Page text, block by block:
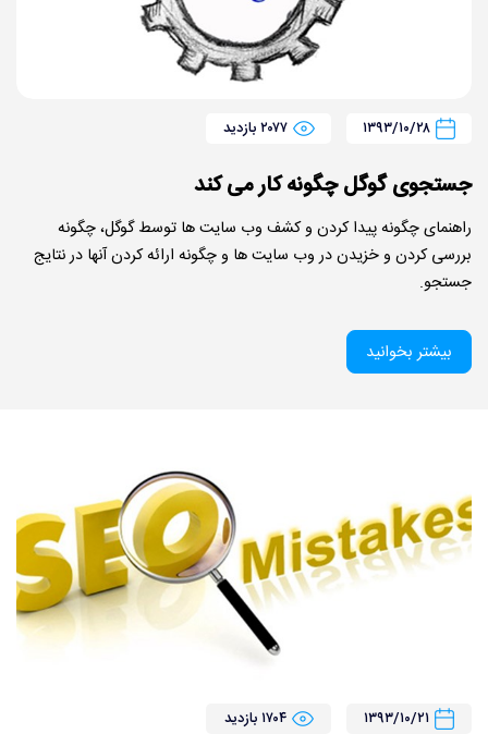
۱۳۹۳/۱۰/۲۸ ۲۰۷۷ بازدید
جستجوی گوگل چگونه کار می کند
راهنمای چگونه پیدا کردن و کشف وب سایت ها توسط گوگل، چگونه
بررسی کردن و خزیدن در وب سایت ها و چگونه ارائه کردن آنها در نتایج
جستجو.
بیشتر بخوانید
۱۳۹۳/۱۰/۲۱ ۱۷۰۴ بازدید